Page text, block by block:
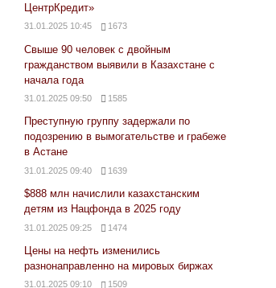
ЦентрКредит»
31.01.2025 10:45 1673
Свыше 90 человек с двойным
гражданством выявили в Казахстане с
начала года
31.01.2025 09:50 1585
Преступную группу задержали по
подозрению в вымогательстве и грабеже
в Астане
31.01.2025 09:40 1639
$888 млн начислили казахстанским
детям из Нацфонда в 2025 году
31.01.2025 09:25 1474
Цены на нефть изменились
разнонаправленно на мировых биржах
31.01.2025 09:10 1509